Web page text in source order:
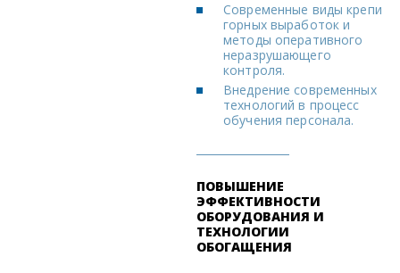
Современные виды крепи
горных выработок и
методы оперативного
неразрушающего
контроля.
Внедрение современных
технологий в процесс
обучения персонала.
ПОВЫШЕНИЕ
ЭФФЕКТИВНОСТИ
ОБОРУДОВАНИЯ И
ТЕХНОЛОГИИ
ОБОГАЩЕНИЯ